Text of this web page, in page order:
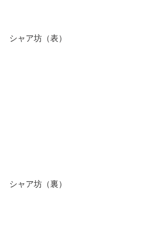
シャア坊（表）
シャア坊（裏）